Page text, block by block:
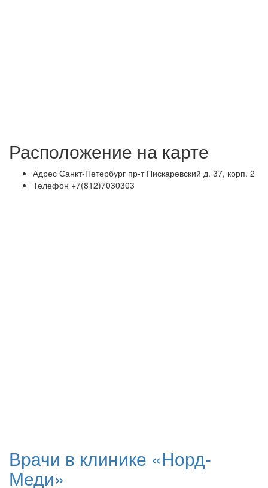
Расположение на карте
Адрес Санкт-Петербург пр-т Пискаревский д. 37, корп. 2
Телефон +7(812)7030303
Врачи в клинике «Норд-
Меди»